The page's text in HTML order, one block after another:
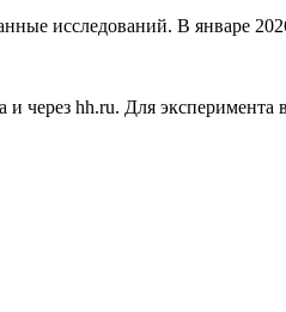
исследований. В январе
через hh.ru. Для эксперимента